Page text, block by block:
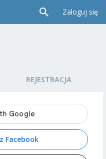
Zaloguj się
REJESTRACJA
Facebook